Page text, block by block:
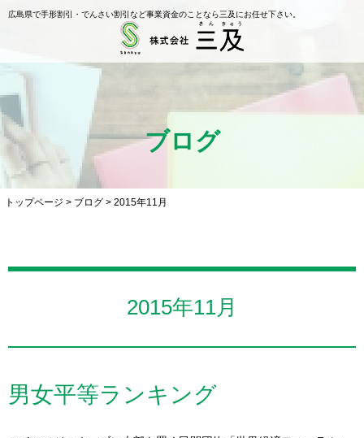
広島県で手形割引・でんさい割引など事業資金のことなら三及にお任せ下さい。
ブログ
トップページ > ブログ > 2015年11月
2015年11月
男女平等ランキング